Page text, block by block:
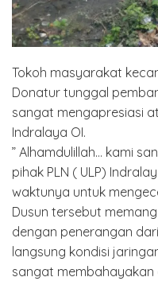
Tokoh masyarakat
Donatur tunggal
sangat mengapresiasi
Indralaya OI.
” Alhamdulillah… kami
pihak PLN ( ULP)
waktunya untuk
Dusun tersebut
dengan penerangan
langsung kondisi
sangat